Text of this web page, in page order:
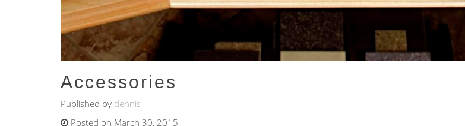
Accessories
Published by dennis
Posted on March 30, 2015